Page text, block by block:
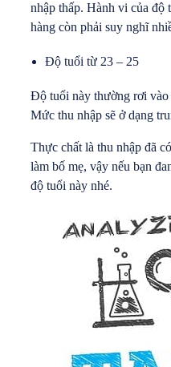
nhập thấp. Hành vi của độ
hàng còn phải suy nghĩ
Độ tuổi từ 23 – 25
Độ tuổi này thường rơi
Mức thu nhập sẽ ở dạng
Thực chất là thu nhập đã
làm bố mẹ, vậy nếu bạn
độ tuổi này nhé.